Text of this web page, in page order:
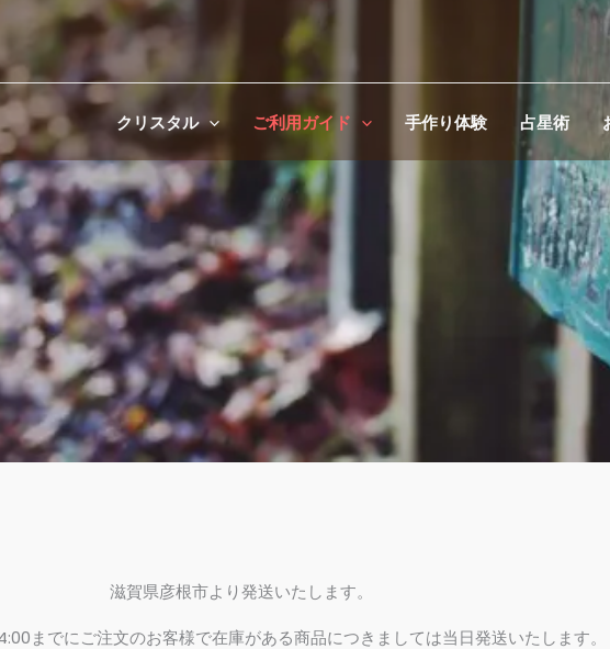
クリスタル ご利用ガイド 手作り体験 占星術
滋賀県彦根市より発送いたします。
までにご注文のお客様で在庫がある商品につきましては当日発送いたします。